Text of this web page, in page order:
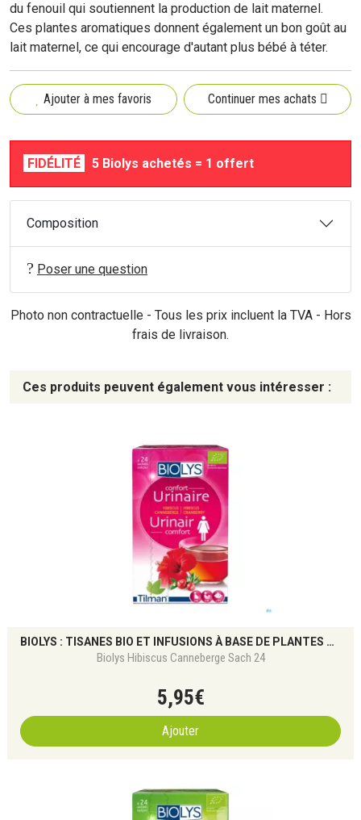
du fenouil qui soutiennent la production de lait maternel.
Ces plantes aromatiques donnent également un bon goût au
lait maternel, ce qui encourage d'autant plus bébé à téter.
Ajouter à mes favoris Continuer mes achats
FIDÉLITÉ 5 Biolys achetés = 1 offert
Composition
Poser une question
Photo non contractuelle - Tous les prix incluent la TVA - Hors
frais de livraison.
Ces produits peuvent également vous intéresser :
BIOLYS : TISANES BIO ET INFUSIONS À BASE DE PLANTES POUR LE BIEN-ÊTRE NATUREL
Biolys Hibiscus Canneberge Sach 24
5,95€
Ajouter